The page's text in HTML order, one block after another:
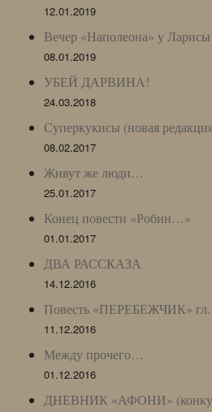
12.01.2019
Вечер «Наполеона» у Ларисы
08.01.2019
УБЕЙ ДАРВИНА!
24.03.2018
Суперкукисы (новая
08.02.2017
Живут же люди…
25.01.2017
Конец повести «Робин…»
01.01.2017
ДВА РАССКАЗА
14.12.2016
Повесть «ПЕРЕБЕЖЧИК»
11.12.2016
Между прочего…
01.12.2016
ДНЕВНИК «АФОНИ»